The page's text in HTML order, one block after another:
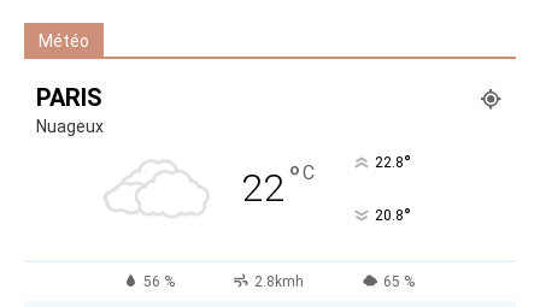
Météo
PARIS
Nuageux
22°C 22.8°
20.8°
56 % 2.8kmh 65 %